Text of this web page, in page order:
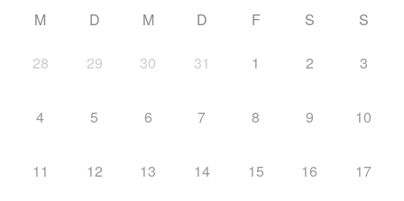
M D M D F S S
28 29 30 31 1 2 3
4 5 6 7 8 9 10
11 12 13 14 15 16 17